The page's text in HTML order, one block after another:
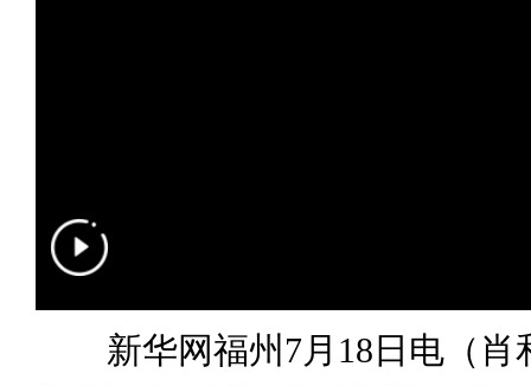
新华网福州7月18日电（肖